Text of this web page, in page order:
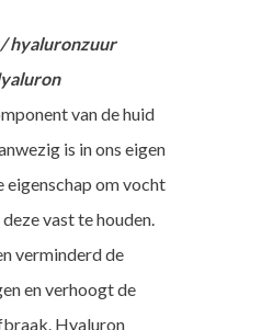
hyaluronzuur
van de huid
is in ons eigen
eigenschap om vocht
vast te houden.
verminderd de
en verhoogt de
Hyaluron